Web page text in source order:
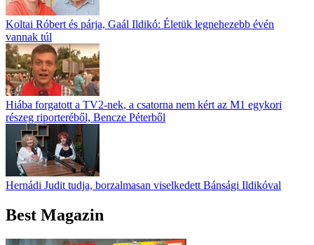
Koltai Róbert és párja, Gaál Ildikó: Életük legnehezebb évén
vannak túl
Hiába forgatott a TV2-nek, a csatorna nem kért az M1 egykori
részeg riporteréből, Bencze Péterből
Hernádi Judit tudja, borzalmasan viselkedett Bánsági Ildikóval
Best Magazin